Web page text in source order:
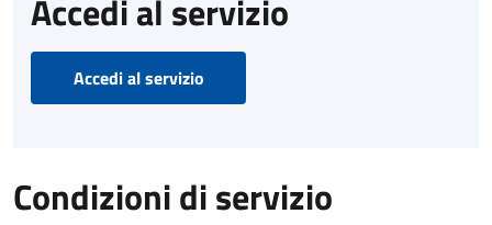
Accedi al servizio
Accedi al servizio
Condizioni di servizio